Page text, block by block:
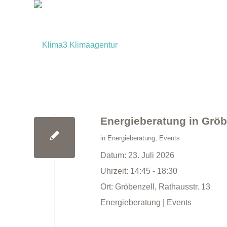
Energieberatung in
in Energieberatung, Events
Datum: 23. Juli 2026
Uhrzeit: 14:45 - 18:30
Ort: Gröbenzell, Rathausstr. 13
Energieberatung | Events